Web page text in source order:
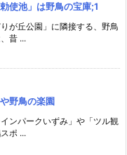
使池」は野鳥の宝庫;1
が丘公園」に隣接する、野鳥
昔 ...
野鳥の楽園
ンパークいずみ」や「ツル観
ポ ...